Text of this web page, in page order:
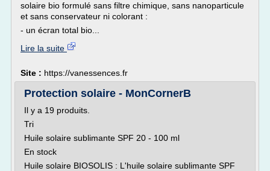
solaire bio formulé sans filtre chimique, sans nanoparticule
et sans conservateur ni colorant :
- un écran total bio...
Lire la suite
Site : https://vanessences.fr
Protection solaire - MonCornerB
Il y a 19 produits.
Tri
Huile solaire sublimante SPF 20 - 100 ml
En stock
Huile solaire BIOSOLIS : L'huile solaire sublimante SPF